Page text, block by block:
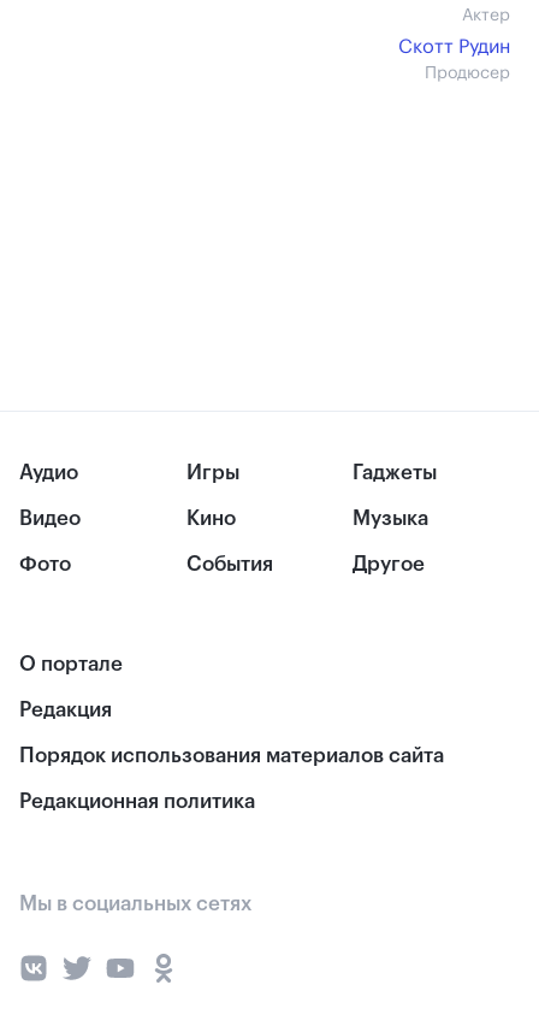
Актер
Скотт Рудин
Продюсер
Аудио
Видео
Фото
Игры
Кино
События
Гаджеты
Музыка
Другое
О портале
Редакция
Порядок использования материалов сайта
Редакционная политика
Мы в социальных сетях